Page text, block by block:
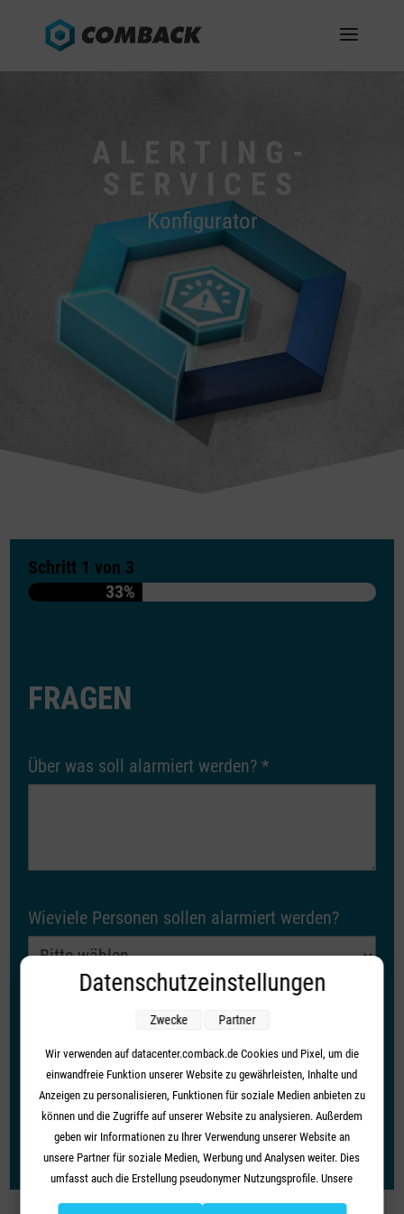
ALERTING-
SERVICES
Konfigurator
Schritt 1 von 3
33%
FRAGEN
Über was soll alarmiert werden? *
Wieviele Personen sollen alarmiert werden?
Sind Alarmierungssysteme vorhanden?
Your content goes here. Edit or remove this text inline or in
the module Content settings. You can also style every
aspect of this content in the module Design settings and
even apply custom CSS to this text in the module
Advanced settings.
Datenschutzeinstellungen
Wir verwenden auf datacenter.comback.de Cookies und Pixel, um die
einwandfreie Funktion unserer Website zu gewährleisten, Inhalte und
Anzeigen zu personalisieren, Funktionen für soziale Medien anbieten zu
können und die Zugriffe auf unserer Website zu analysieren. Außerdem
geben wir Informationen zu Ihrer Verwendung unserer Website an
unsere Partner für soziale Medien, Werbung und Analysen weiter. Dies
umfasst auch die Erstellung pseudonymer Nutzungsprofile. Unsere
Zwecke Partner